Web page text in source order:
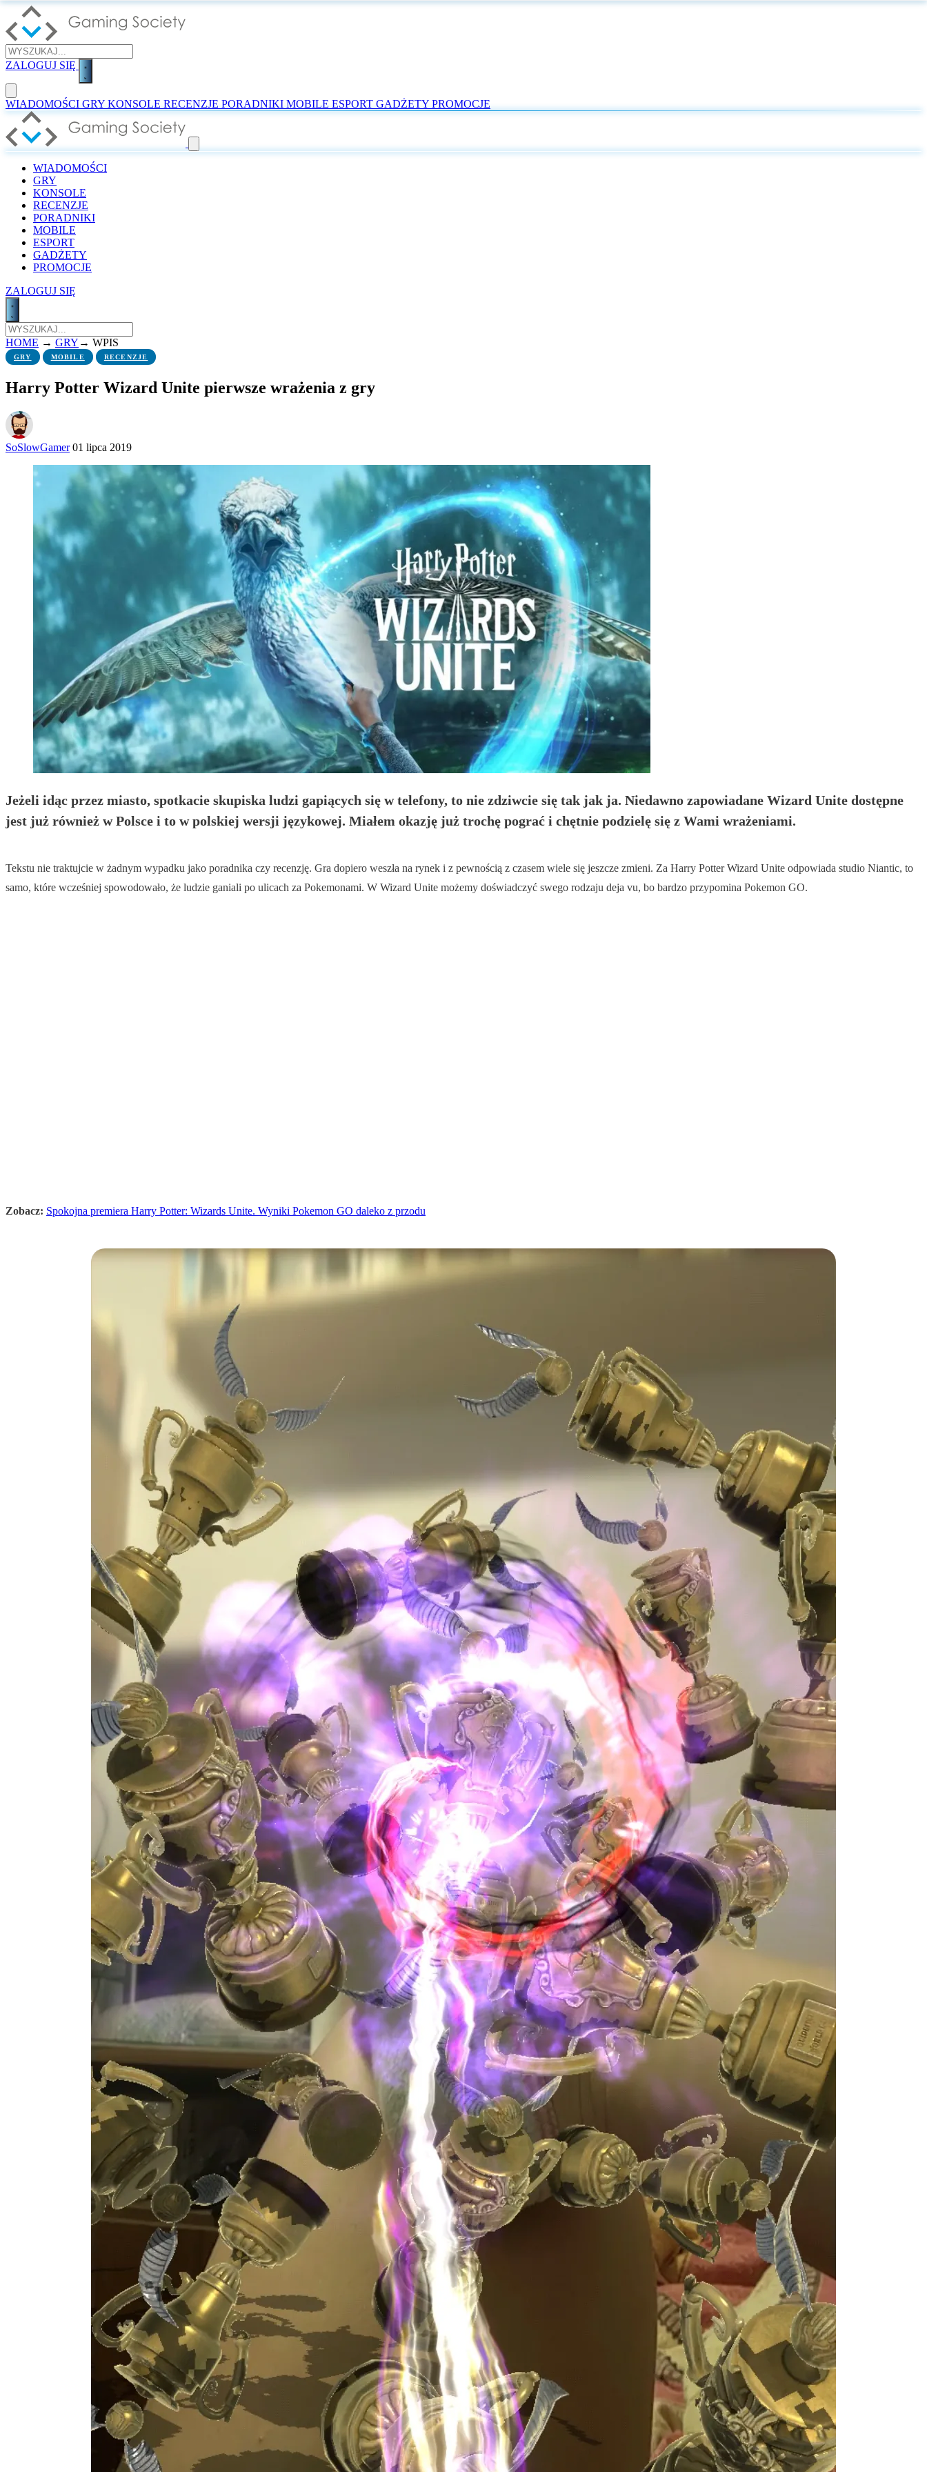
ZALOGUJ SIĘ
WIADOMOŚCI GRY KONSOLE RECENZJE PORADNIKI MOBILE ESPORT GADŻETY PROMOCJE
WIADOMOŚCI
GRY
KONSOLE
RECENZJE
PORADNIKI
MOBILE
ESPORT
GADŻETY
PROMOCJE
ZALOGUJ SIĘ
HOME → GRY → WPIS
GRY MOBILE RECENZJE
Harry Potter Wizard Unite pierwsze wrażenia z gry
SoSlowGamer 01 lipca 2019
Jeżeli idąc przez miasto, spotkacie skupiska ludzi gapiących się w telefony, to nie zdziwcie się tak jak ja. Niedawno zapowiadane Wizard Unite dostępne
jest już również w Polsce i to w polskiej wersji językowej. Miałem okazję już trochę pograć i chętnie podzielę się z Wami wrażeniami.
Tekstu nie traktujcie w żadnym wypadku jako poradnika czy recenzję. Gra dopiero weszła na rynek i z pewnością z czasem wiele się jeszcze zmieni. Za Harry Potter Wizard Unite odpowiada studio Niantic, to
samo, które wcześniej spowodowało, że ludzie ganiali po ulicach za Pokemonami. W Wizard Unite możemy doświadczyć swego rodzaju deja vu, bo bardzo przypomina Pokemon GO.
Zobacz: Spokojna premiera Harry Potter: Wizards Unite. Wyniki Pokemon GO daleko z przodu